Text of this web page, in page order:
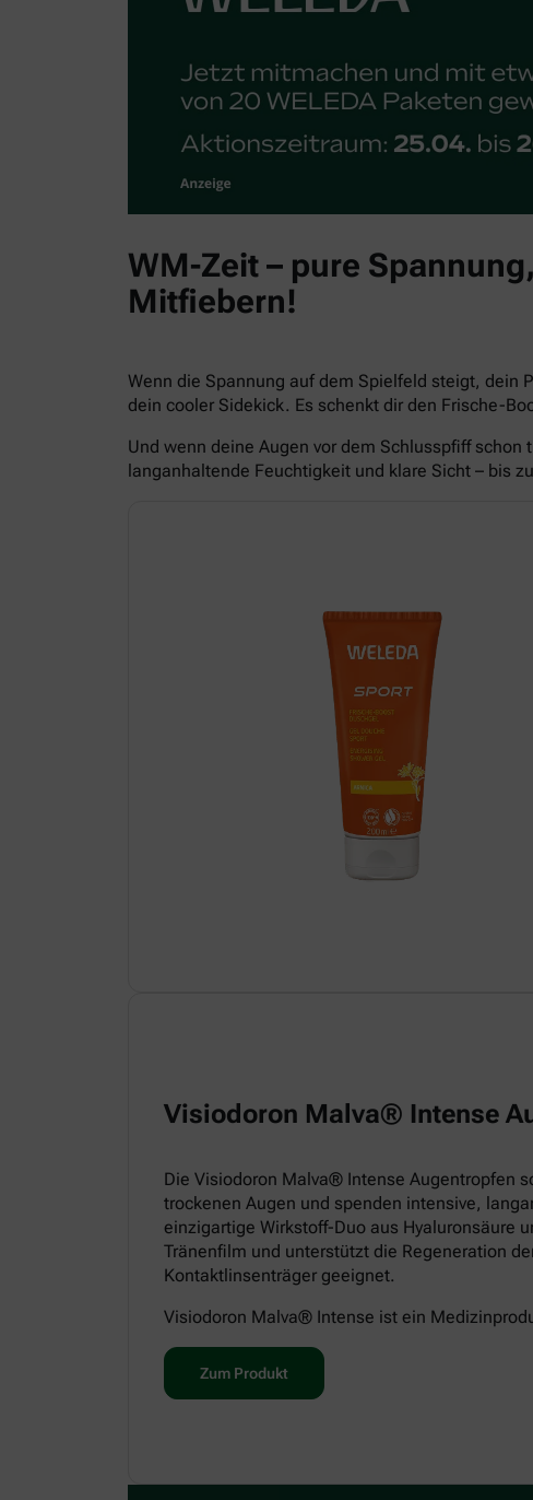
WM-Zeit – pure
Mitfiebern!
Wenn die Spannung auf dem Spielfeld steigt, dein
dein cooler Sidekick. Es schenkt dir den Frische-
Und wenn deine Augen vor dem Schlusspfiff
langanhaltende Feuchtigkeit und klare Sicht – bis
Visiodoron Malva® Intense
Die Visiodoron Malva® Intense Augentropfen
trockenen Augen und spenden intensive,
einzigartige Wirkstoff-Duo aus Hyaluronsäure
Tränenfilm und unterstützt die Regeneration
Kontaktlinsenträger geeignet.
Visiodoron Malva® Intense ist ein
Zum Produkt